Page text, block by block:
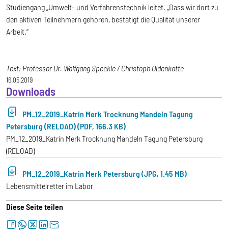
Studiengang „Umwelt- und Verfahrenstechnik leitet. „Dass wir dort zu
den aktiven Teilnehmern gehören, bestätigt die Qualität unserer
Arbeit.“
Text: Professor Dr. Wolfgang Speckle / Christoph Oldenkotte
16.05.2019
Downloads
PM_12_2019_Katrin Merk Trocknung Mandeln Tagung
Petersburg (RELOAD) (PDF, 166.3 KB)
PM_12_2019_Katrin Merk Trocknung Mandeln Tagung Petersburg
(RELOAD)
PM_12_2019_Katrin Merk Petersburg (JPG, 1.45 MB)
Lebensmittelretter im Labor
Diese Seite teilen
facebookwhatsapptwitterlinkedinletter